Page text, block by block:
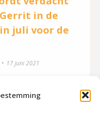
in de
juli voor de
17 juni 2021
die verdacht wordt
‘Gerrit’ in diens